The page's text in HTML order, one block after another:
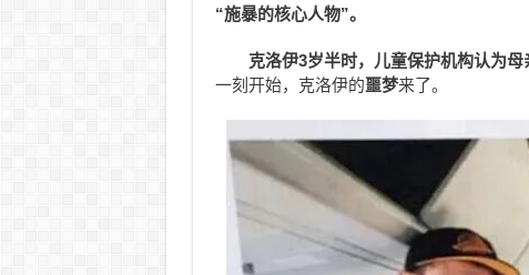
“施暴的核心人物”。
克洛伊3岁半时，儿童保护机构认为母
一刻开始，克洛伊的噩梦来了。